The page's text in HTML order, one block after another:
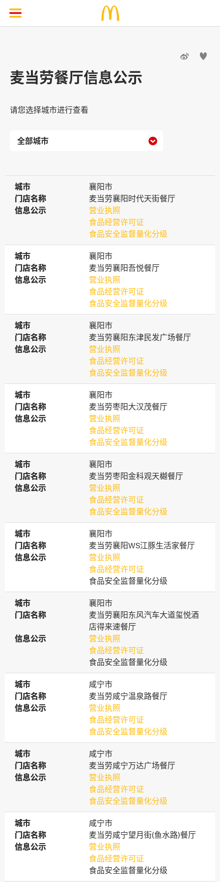
 
麦当劳餐厅信息公示
请您选择城市进行查看

城市
城市
襄阳市
门店名称
门店名称
麦当劳襄阳时代天街餐厅
信息公示
信息公示
营业执照
食品经营许可证
食品安全监督量化分级
城市
城市
襄阳市
门店名称
门店名称
麦当劳襄阳吾悦餐厅
信息公示
信息公示
营业执照
食品经营许可证
食品安全监督量化分级
城市
城市
襄阳市
门店名称
门店名称
麦当劳襄阳东津民发广场餐厅
信息公示
信息公示
营业执照
食品经营许可证
食品安全监督量化分级
城市
城市
襄阳市
门店名称
门店名称
麦当劳枣阳大汉茂餐厅
信息公示
信息公示
营业执照
食品经营许可证
食品安全监督量化分级
城市
城市
襄阳市
门店名称
门店名称
麦当劳枣阳金科观天樾餐厅
信息公示
信息公示
营业执照
食品经营许可证
食品安全监督量化分级
城市
城市
襄阳市
门店名称
门店名称
麦当劳襄阳WS江豚生活家餐厅
信息公示
信息公示
营业执照
食品经营许可证
食品安全监督量化分级
城市
城市
襄阳市
门店名称
门店名称
麦当劳襄阳东风汽车大道玺悦酒
店得来速餐厅
信息公示
信息公示
营业执照
食品经营许可证
食品安全监督量化分级
城市
城市
咸宁市
门店名称
门店名称
麦当劳咸宁温泉路餐厅
信息公示
信息公示
营业执照
食品经营许可证
食品安全监督量化分级
城市
城市
咸宁市
门店名称
门店名称
麦当劳咸宁万达广场餐厅
信息公示
信息公示
营业执照
食品经营许可证
食品安全监督量化分级
城市
城市
咸宁市
门店名称
门店名称
麦当劳咸宁望月街(鱼水路)餐厅
信息公示
信息公示
营业执照
食品经营许可证
食品安全监督量化分级